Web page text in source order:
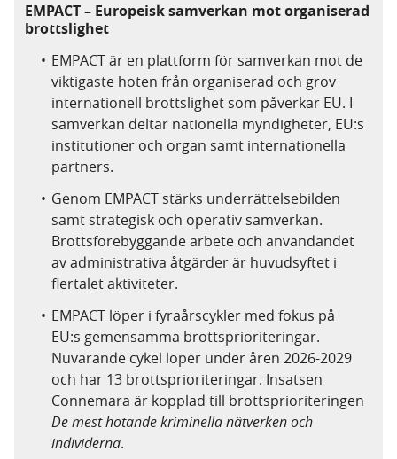
EMPACT – Europeisk samverkan mot organiserad
brottslighet
EMPACT är en plattform för samverkan mot de
viktigaste hoten från organiserad och grov
internationell brottslighet som påverkar EU. I
samverkan deltar nationella myndigheter, EU:s
institutioner och organ samt internationella
partners.
Genom EMPACT stärks underrättelsebilden
samt strategisk och operativ samverkan.
Brottsförebyggande arbete och användandet
av administrativa åtgärder är huvudsyftet i
flertalet aktiviteter.
EMPACT löper i fyraårscykler med fokus på
EU:s gemensamma brottsprioriteringar.
Nuvarande cykel löper under åren 2026-2029
och har 13 brottsprioriteringar. Insatsen
Connemara är kopplad till brottsprioriteringen
De mest hotande kriminella nätverken och
individerna.